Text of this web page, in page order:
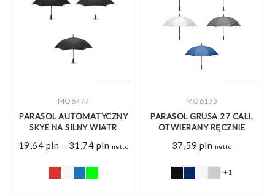
MO8777
PARASOL AUTOMATYCZNY
SKYE NA SILNY WIATR
19,64 pln – 31,74 pln Zakres
netto
MO6175
PARASOL GRUSA 27 CALI,
OTWIERANY RĘCZNIE
37,59 pln netto
+1